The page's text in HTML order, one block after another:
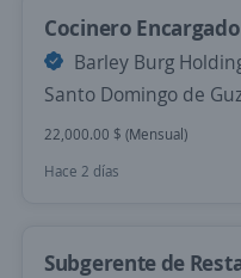
Cocinero
Barley Burg
Santo Domingo de
22,000.00 $ (Mensual)
Hace 2 días
Subgerente de